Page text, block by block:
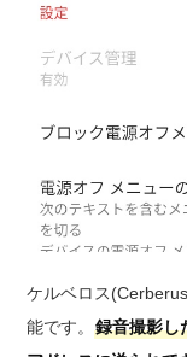
ケルベロス
能です。録音撮影し